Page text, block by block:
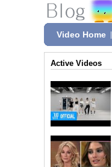
Video Home
Active Videos